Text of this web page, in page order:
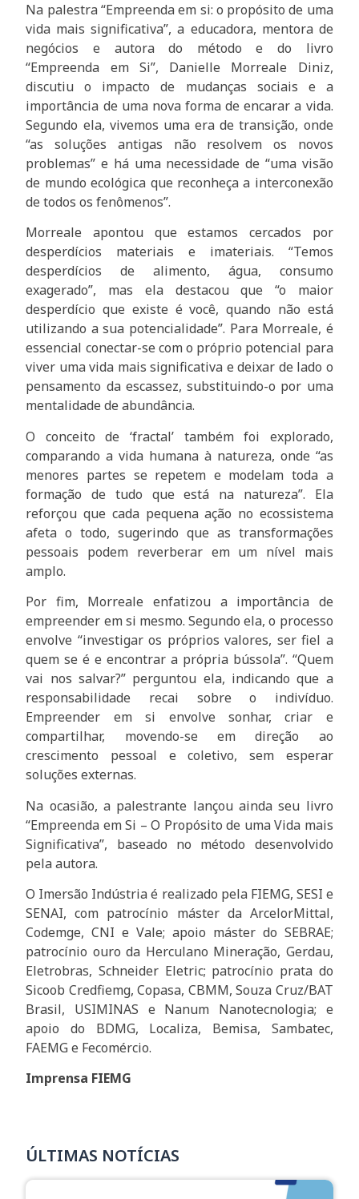
Na palestra “Empreenda em si: o propósito de uma
vida mais significativa”, a educadora, mentora de
negócios e autora do método e do livro
“Empreenda em Si”, Danielle Morreale Diniz,
discutiu o impacto de mudanças sociais e a
importância de uma nova forma de encarar a vida.
Segundo ela, vivemos uma era de transição, onde
“as soluções antigas não resolvem os novos
problemas” e há uma necessidade de “uma visão
de mundo ecológica que reconheça a interconexão
de todos os fenômenos”.
Morreale apontou que estamos cercados por
desperdícios materiais e imateriais. “Temos
desperdícios de alimento, água, consumo
exagerado”, mas ela destacou que “o maior
desperdício que existe é você, quando não está
utilizando a sua potencialidade”. Para Morreale, é
essencial conectar-se com o próprio potencial para
viver uma vida mais significativa e deixar de lado o
pensamento da escassez, substituindo-o por uma
mentalidade de abundância.
O conceito de ‘fractal’ também foi explorado,
comparando a vida humana à natureza, onde “as
menores partes se repetem e modelam toda a
formação de tudo que está na natureza”. Ela
reforçou que cada pequena ação no ecossistema
afeta o todo, sugerindo que as transformações
pessoais podem reverberar em um nível mais
amplo.
Por fim, Morreale enfatizou a importância de
empreender em si mesmo. Segundo ela, o processo
envolve “investigar os próprios valores, ser fiel a
quem se é e encontrar a própria bússola”. “Quem
vai nos salvar?” perguntou ela, indicando que a
responsabilidade recai sobre o indivíduo.
Empreender em si envolve sonhar, criar e
compartilhar, movendo-se em direção ao
crescimento pessoal e coletivo, sem esperar
soluções externas.
Na ocasião, a palestrante lançou ainda seu livro
“Empreenda em Si – O Propósito de uma Vida mais
Significativa”, baseado no método desenvolvido
pela autora.
O Imersão Indústria é realizado pela FIEMG, SESI e
SENAI, com patrocínio máster da ArcelorMittal,
Codemge, CNI e Vale; apoio máster do SEBRAE;
patrocínio ouro da Herculano Mineração, Gerdau,
Eletrobras, Schneider Eletric; patrocínio prata do
Sicoob Credfiemg, Copasa, CBMM, Souza Cruz/BAT
Brasil, USIMINAS e Nanum Nanotecnologia; e
apoio do BDMG, Localiza, Bemisa, Sambatec,
FAEMG e Fecomércio.
Imprensa FIEMG
ÚLTIMAS NOTÍCIAS